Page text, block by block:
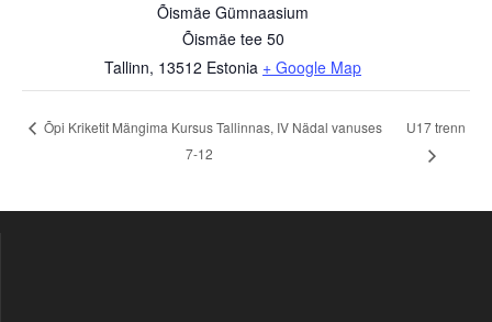
Õismäe Gümnaasium
Õismäe tee 50
Tallinn, 13512 Estonia + Google Map
Õpi Kriketit Mängima Kursus Tallinnas, IV Nädal vanuses
7-12
U17 trenn